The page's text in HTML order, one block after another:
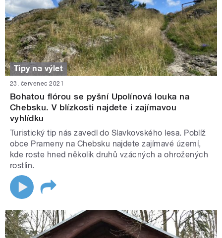
Tipy na výlet
23. červenec 2021
Bohatou flórou se pyšní Upolínová louka na
Chebsku. V blízkosti najdete i zajímavou
vyhlídku
Turistický tip nás zavedl do Slavkovského lesa. Poblíž
obce Prameny na Chebsku najdete zajímavé území,
kde roste hned několik druhů vzácných a ohrožených
rostlin.